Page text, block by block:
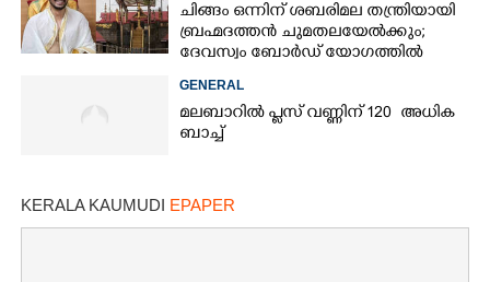
ചിങ്ങം ഒന്നിന് ശബരിമല തന്ത്രിയായി
ബ്രഹ്മദത്തൻ ചുമതലയേൽക്കും;
ദേവസ്വം ബോർഡ് യോഗത്തിൽ
GENERAL
മലബാറിൽ പ്ലസ് വണ്ണിന് 120 അധിക
ബാച്ച്
KERALA KAUMUDI EPAPER